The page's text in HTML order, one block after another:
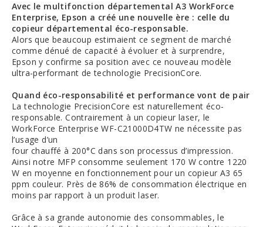
Avec le multifonction départemental A3 WorkForce
Enterprise, Epson a créé une nouvelle ère : celle du
copieur départemental éco-responsable.
Alors que beaucoup estimaient ce segment de marché
comme dénué de capacité à évoluer et à surprendre,
Epson y confirme sa position avec ce nouveau modèle
ultra-performant de technologie PrecisionCore.
Quand éco-responsabilité et performance vont de pair
La technologie PrecisionCore est naturellement éco-
responsable. Contrairement à un copieur laser, le
WorkForce Enterprise WF-C21000D4TW ne nécessite pas
l’usage d’un
four chauffé à 200°C dans son processus d’impression.
Ainsi notre MFP consomme seulement 170 W contre 1220
W en moyenne en fonctionnement pour un copieur A3 65
ppm couleur. Près de 86% de consommation électrique en
moins par rapport à un produit laser.
Grâce à sa grande autonomie des consommables, le